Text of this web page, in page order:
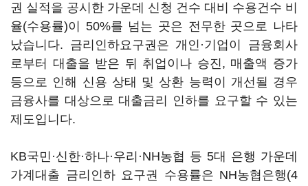
권 실적을 공시한 가운데 신청 건수 대비 수용건수 비
율(수용률)이 50%를 넘는 곳은 전무한 곳으로 나타
났습니다. 금리인하요구권은 개인·기업이 금융회사
로부터 대출을 받은 뒤 취업이나 승진, 매출액 증가
등으로 인해 신용 상태 및 상환 능력이 개선될 경우
금융사를 대상으로 대출금리 인하를 요구할 수 있는
제도입니다.
KB국민·신한·하나·우리·NH농협 등 5대 은행 가운데
가계대출 금리인하 요구권 수용률은 NH농협은행(4